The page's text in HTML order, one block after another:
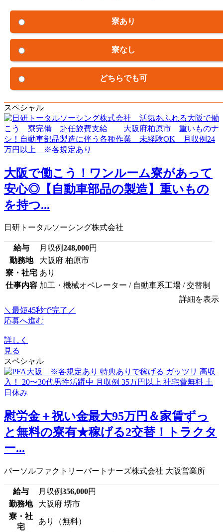
寮あり
寮なし
どちらでも可
スペシャル
大阪で働こう！ワンルーム寮があって
安心◎【自動車部品の製造】重いもの
を持つ...
日研トータルソーシング株式会社
給与 月収例248,000円
勤務地
大阪府 柏原市
寮・社宅 あり
仕事内容 加工・機械オペレーター / 自動車系工場 / 交替制
詳細を表示
＼最短45秒で完了／
応募へ進む
詳しく
見る
スペシャル
慰労金＋祝い金最大95万円＆家賃ずっ
と無料の寮有★稼げる2交替！トラクタ
ー...
パーソルファクトリーパートナーズ株式会社 大阪営業所
給与 月収例356,000円
勤務地
大阪府 堺市
寮・社
宅
あり（無料）